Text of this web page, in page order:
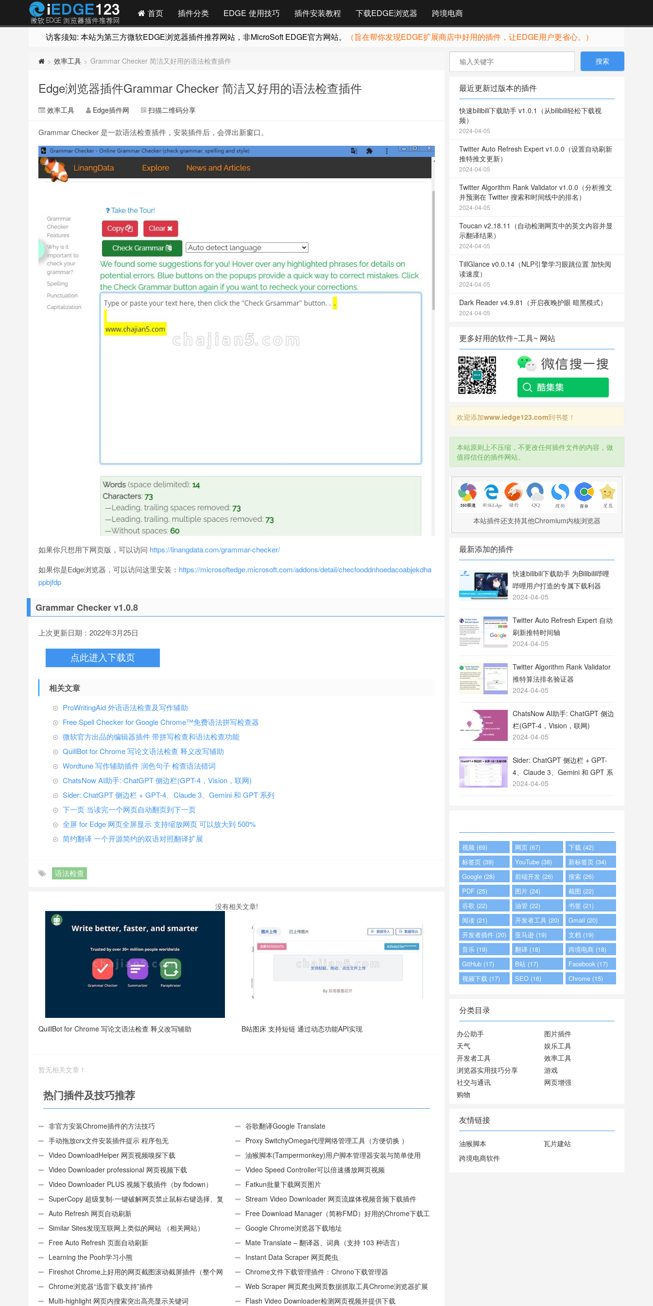
首页 插件分类 EDGE 使用技巧 插件安装教程 下载EDGE浏览器 跨境电商
访客须知: 本站为第三方微软EDGE浏览器插件推荐网站，非MicroSoft EDGE官方网站。 （旨在帮你发现EDGE扩展商店中好用的插件，让EDGE用户更省心。）
> 效率工具 > Grammar Checker 简洁又好用的语法检查插件
Edge浏览器插件Grammar Checker 简洁又好用的语法检查插件
效率工具 Edge插件网 扫描二维码分享
Grammar Checker 是一款语法检查插件，安装插件后，会弹出新窗口。
如果你只想用下网页版，可以访问 https://linangdata.com/grammar-checker/
如果你是Edge浏览器，可以访问这里安装： https://microsoftedge.microsoft.com/addons/detail/checfooddnhoedacoabjekdha
ppbjfdp
Grammar Checker v1.0.8
上次更新日期：2022年3月25日
点此进入下载页
相关文章
ProWritingAid 外语语法检查及写作辅助
Free Spell Checker for Google Chrome™免费语法拼写检查器
微软官方出品的编辑器插件 带拼写检查和语法检查功能
QuillBot for Chrome 写论文语法检查 释义改写辅助
Wordtune 写作辅助插件 润色句子 检查语法错词
ChatsNow AI助手: ChatGPT 侧边栏(GPT-4，Vision，联网)
Sider: ChatGPT 侧边栏 + GPT-4、Claude 3、Gemini 和 GPT 系列
下一页 当读完一个网页自动翻页到下一页
全屏 for Edge 网页全屏显示 支持缩放网页 可以放大到 500%
简约翻译 一个开源简约的双语对照翻译扩展
语法检查
没有相关文章!
QuillBot for Chrome 写论文语法检查 释义改写辅助 B站图床 支持短链 通过动态功能API实现
暂无相关文章！
热门插件及技巧推荐
非官方安装Chrome插件的方法技巧
谷歌翻译Google Translate
手动拖放crx文件安装插件提示 程序包无
效:“CEX_HEADER_INVALID”的解决办法
Proxy SwitchyOmega代理网络管理工具（方便切换 ）
Video DownloadHelper 网页视频嗅探下载
油猴脚本(Tampermonkey)用户脚本管理器安装与简单使用
（适用Android）
Video Downloader professional 网页视频下载
Video Speed Controller可以倍速播放网页视频
Video Downloader PLUS 视频下载插件（by fbdown）
Fatkun批量下载网页图片
SuperCopy 超级复制-一键破解网页禁止鼠标右键选择、复
制
Stream Video Downloader 网页流媒体视频音频下载插件
Auto Refresh 网页自动刷新
Free Download Manager（简称FMD）好用的Chrome下载工
具插件
Similar Sites发现互联网上类似的网站 （相关网站）
Google Chrome浏览器下载地址
Free Auto Refresh 页面自动刷新
Mate Translate – 翻译器、词典（支持 103 种语言）
Learning the Pooh学习小熊
Instant Data Scraper 网页爬虫
Fireshot Chrome上好用的网页截图滚动截屏插件（整个网
页）
Chrome文件下载管理插件：Chrono下载管理器
Chrome浏览器“迅雷下载支持”插件
Web Scraper 网页爬虫网页数据抓取工具Chrome浏览器扩展
插件
Multi-highlight 网页内搜索突出高亮显示关键词 Flash Video Downloader检测网页视频并提供下载
最近更新过版本的插件
快速bilibili下载助手 v1.0.1（从bilibili轻松下载视
频）
2024-04-05
Twitter Auto Refresh Expert v1.0.0（设置自动刷新
推特推文更新）
2024-04-05
Twitter Algorithm Rank Validator v1.0.0（分析推文
并预测在 Twitter 搜索和时间线中的排名）
2024-04-05
Toucan v2.18.11（自动检测网页中的英文内容并显
示翻译结果）
2024-04-05
TillGlance v0.0.14（NLP引擎学习眼跳位置 加快阅
读速度）
2024-04-05
Dark Reader v4.9.81（开启夜晚护眼 暗黑模式）
2024-04-05
更多好用的软件~工具~ 网站
欢迎添加www.iedge123.com到书签！
本站原则上不压缩，不更改任何插件文件的内容，做
值得信任的插件网站。
本站插件还支持其他Chromium内核浏览器
最新添加的插件
快速bilibili下载助手 为Bilibili哔哩
哔哩用户打造的专属下载利器
2024-04-05
Twitter Auto Refresh Expert 自动
刷新推特时间轴
2024-04-05
Twitter Algorithm Rank Validator
推特算法排名验证器
2024-04-05
ChatsNow AI助手: ChatGPT 侧边
栏(GPT-4，Vision，联网)
2024-04-05
Sider: ChatGPT 侧边栏 + GPT-
4、Claude 3、Gemini 和 GPT 系
列
2024-04-05
视频 (69) 网页 (67)
下载 (42)
标签页 (39)
YouTube (38)
新标签页 (34)
Google (28)
前端开发 (26)
搜索 (26)
PDF (25)
图片 (24)
截图 (22)
谷歌 (22)
油管 (22)
书签 (21)
阅读 (21)
开发者工具 (20)
Gmail (20)
开发者插件 (20)
亚马逊 (19)
文档 (19)
音乐 (19)
翻译 (18)
跨境电商 (18)
GitHub (17)
B站 (17)
Facebook (17)
视频下载 (17)
SEO (16) Chrome (15)
分类目录
办公助手
图片插件
天气
娱乐工具
开发者工具
效率工具
浏览器实用技巧分享
游戏
社交与通讯
网页增强
购物
友情链接
油猴脚本
瓦片建站
跨境电商软件